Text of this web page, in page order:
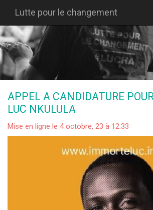
Lutte pour le changement
APPEL A CANDIDATURE
LUC NKULULA
Mise en ligne le 4 octobre, 23 à 12:33